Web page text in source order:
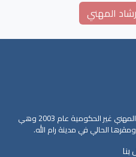
المهني
تأسست جمعية رابطة التعليم والتدريب المهني غير الحكومية عام 2003 وهي
الحالي في مدينة رام الله.